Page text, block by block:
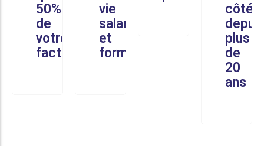
50%
de
votre
facture
vie
salariés
et
formés
côtés
plus
de
20
ans